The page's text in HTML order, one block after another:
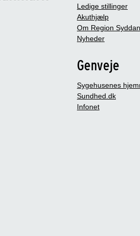
Ledige stillinger
Akuthjælp
Om Region
Nyheder
Genveje
Sygehusenes
Sundhed.dk
Infonet